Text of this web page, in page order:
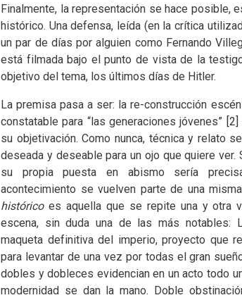
Finalmente, la representación se hace posible,
histórico. Una defensa, leída (en la crítica
un par de días por alguien como Fernando
está filmada bajo el punto de vista de la
objetivo del tema, los últimos días de Hitler.
La premisa pasa a ser: la re-construcción
constatable para “las generaciones jóvenes” [2]
su objetivación. Como nunca, técnica y relato
deseada y deseable para un ojo que quiere ver.
su propia puesta en abismo sería
acontecimiento se vuelven parte de una
histórico es aquella que se repite una y otra
escena, sin duda una de las más notables:
maqueta definitiva del imperio, proyecto que
para levantar de una vez por todas el gran
dobles y dobleces evidencian en un acto todo
modernidad se dan la mano. Doble